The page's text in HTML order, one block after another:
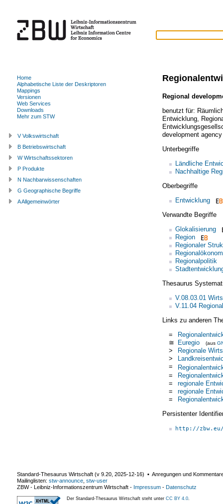
Regional
benutzt für:
Entwicklung,
development agency
Unterbegriffe
Ländliche
Nachhaltige
Oberbegriffe
Entwicklung
Verwandte Begriffe
Glokalisierung
Region
Regionaler
Regionalpolitik
Thesaurus
V.08.03.01
V.11.04
Links zu anderen
=
≅ Euregio (aus
>
Regionale
>
=
=
=
regionale
=
regionale
=
Persistenter
http://
Home
Alphabetische Liste der Deskriptoren
Mappings
Versionen
Web Services
Downloads
Mehr zum STW
V Volkswirtschaft
B Betriebswirtschaft
W Wirtschaftssektoren
P Produkte
N Nachbarwissenschaften
G Geographische Begriffe
A Allgemeinwörter
Standard-Thesaurus Wirtschaft (v 9.20 2025-12-16) ▪ Anregungen und
Mailinglisten: stw-announce stw-user
ZBW - Leibniz-Informationszentrum Wirtschaft - Impressum - Datenschutz
Der Standard-Thesaurus Wirtschaft steht unter CC BY 4.0